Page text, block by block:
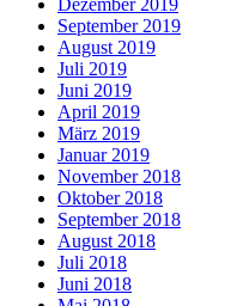
September 2019
August 2019
Juli 2019
Juni 2019
April 2019
März 2019
Januar 2019
November 2018
Oktober 2018
September 2018
August 2018
Juli 2018
Juni 2018